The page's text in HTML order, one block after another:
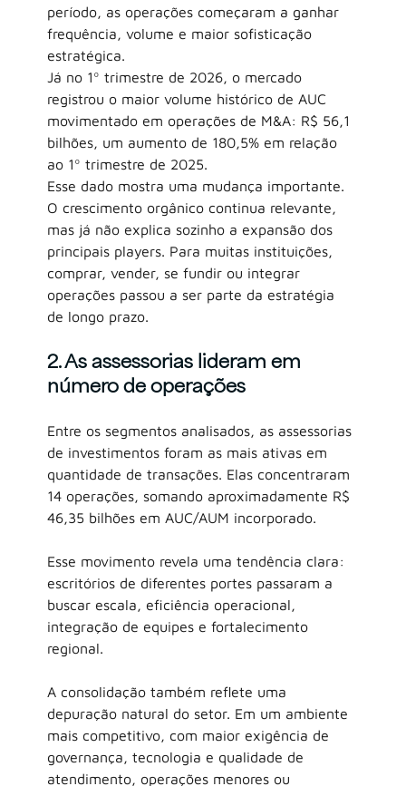
período, as operações começaram a ganhar
frequência, volume e maior sofisticação
estratégica.
Já no 1º trimestre de 2026, o mercado
registrou o maior volume histórico de AUC
movimentado em operações de M&A: R$ 56,1
bilhões, um aumento de 180,5% em relação
ao 1º trimestre de 2025.
Esse dado mostra uma mudança importante.
O crescimento orgânico continua relevante,
mas já não explica sozinho a expansão dos
principais players. Para muitas instituições,
comprar, vender, se fundir ou integrar
operações passou a ser parte da estratégia
de longo prazo.
2. As assessorias lideram em
número de operações
Entre os segmentos analisados, as assessorias
de investimentos foram as mais ativas em
quantidade de transações. Elas concentraram
14 operações, somando aproximadamente R$
46,35 bilhões em AUC/AUM incorporado.
Esse movimento revela uma tendência clara:
escritórios de diferentes portes passaram a
buscar escala, eficiência operacional,
integração de equipes e fortalecimento
regional.
A consolidação também reflete uma
depuração natural do setor. Em um ambiente
mais competitivo, com maior exigência de
governança, tecnologia e qualidade de
atendimento, operações menores ou